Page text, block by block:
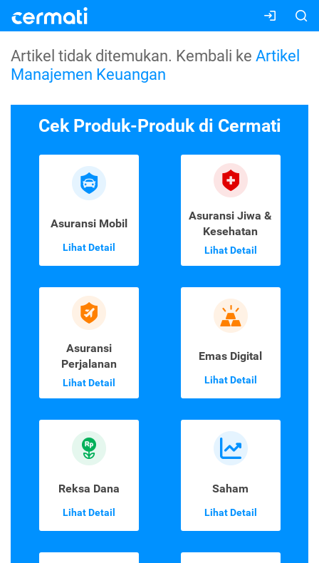
Artikel tidak ditemukan. Kembali ke Artikel
Manajemen Keuangan
Cek Produk-Produk di Cermati
Asuransi Mobil
Lihat Detail
Asuransi Jiwa &
Kesehatan
Lihat Detail
Asuransi
Perjalanan
Lihat Detail
Emas Digital
Lihat Detail
Reksa Dana
Lihat Detail
Saham
Lihat Detail